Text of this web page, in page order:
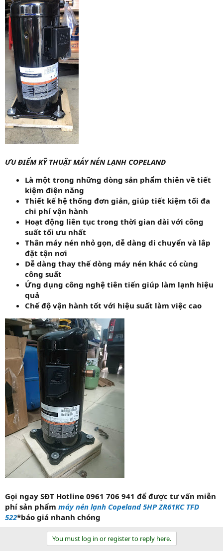
ƯU ĐIỂM KỸ THUẬT MÁY NÉN LẠNH COPELAND
Là một trong những dòng sản phẩm thiên về tiết
kiệm điện năng
Thiết kế hệ thống đơn giản, giúp tiết kiệm tối đa
chi phí vận hành
Hoạt động liên tục trong thời gian dài với công
suất tối ưu nhất
Thân máy nén nhỏ gọn, dễ dàng di chuyển và lắp
đặt tận nơi
Dễ dàng thay thế dòng máy nén khác có cùng
công suất
Ứng dụng công nghệ tiên tiến giúp làm lạnh hiệu
quả
Chế độ vận hành tốt với hiệu suất làm việc cao
Gọi ngay SĐT Hotline 0961 706 941 để được tư vấn miễn
phí sản phẩm máy nén lạnh Copeland 5HP ZR61KC TFD
522*báo giá nhanh chóng
You must log in or register to reply here.